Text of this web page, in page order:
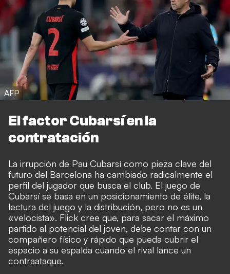
AFP
El factor Cubarsí en la
contratación
La irrupción de Pau Cubarsí como pieza clave del
futuro del Barcelona ha cambiado radicalmente el
perfil del jugador que busca el club. El juego de
Cubarsí se basa en un posicionamiento de élite, la
lectura del juego y la distribución, pero no es un
«velocista». Flick cree que, para sacar el máximo
partido al potencial del joven, debe contar con un
compañero físico y rápido que pueda cubrir el
espacio a su espalda cuando el rival lance un
contraataque.